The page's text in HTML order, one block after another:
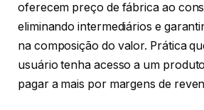
oferecem preço de fábrica ao
eliminando intermediários e
na composição do valor. Prática
usuário tenha acesso a um
pagar a mais por margens de